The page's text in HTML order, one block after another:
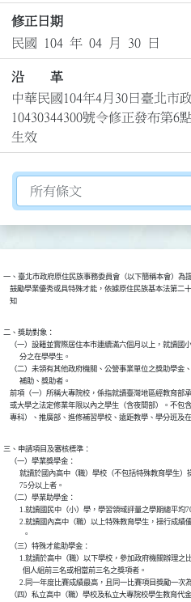
修正日期
民國 104 年 04 月 30 日
沿 革
中華民國104年4月30日臺北市
10430344300號令修正發布第6
生效
切換選擇法規資訊內容
一、臺北市政府原住民族事務委員會（以下簡稱本會）為
鼓勵學業優秀或具特殊才能，依據原住民族基本法第二
    知
二、獎助對象：
（一）設籍並實際居住本市連續滿六個月以上，就讀國
          分之在學學生。
（二）未領有其他政府機關、公營事業單位之獎助學金
          補助、獎助者。
前項（一）所稱大專院校，係指就讀臺灣地區經教育部
或大學之法定修業年限以內之學生（含夜間部）。不包
專科）、推廣部、進修補習學校、遠距教學、學分班及
三、申請項目及審核標準：
    （一）學業獎學金：
就讀於國內高中（職）學校（不包括特殊教育學生
          75分以上者。
    （二）學業助學金：
1.就讀國民中（小）學，學習領域評量之學期總平
2.就讀國內高中（職）以上特殊教育學生，操行成
            。
    （三）特殊才能助學金：
1.就讀於高中（職）以下學校，參加政府機關辦理
            個人組前三名或相當前三名之獎項者。
2.同一年度比賽成績最高，且同一比賽項目獎勵一次
（四）私立高中（職）學校及私立大專院校學生教育代金